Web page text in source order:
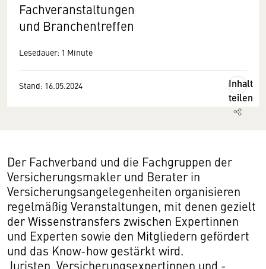
Fachveranstaltungen
und Branchentreffen
Lesedauer: 1 Minute
Stand: 16.05.2024
Inhalt
teilen
Der Fachverband und die Fachgruppen der
Versicherungsmakler und Berater in
Versicherungsangelegenheiten organisieren
regelmäßig Veranstaltungen, mit denen gezielt
der Wissenstransfers zwischen Expertinnen
und Experten sowie den Mitgliedern gefördert
und das Know-how gestärkt wird.
Juristen, Versicherungsexpertinnen und -